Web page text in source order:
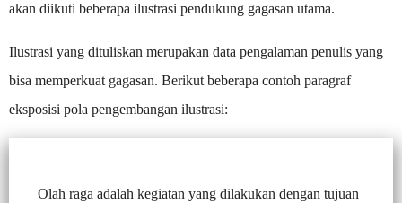
akan diikuti beberapa ilustrasi pendukung gagasan utama.
Ilustrasi yang dituliskan merupakan data pengalaman penulis yang
bisa memperkuat gagasan. Berikut beberapa contoh paragraf
eksposisi pola pengembangan ilustrasi:
Olah raga adalah kegiatan yang dilakukan dengan tujuan